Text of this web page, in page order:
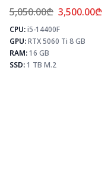
SSD 1 TB M.2
5,050.00₾ 3,500.00₾
CPU:i5-14400F
GPU:RTX 5060 Ti 8 GB
RAM:16 GB
SSD:1 TB M.2